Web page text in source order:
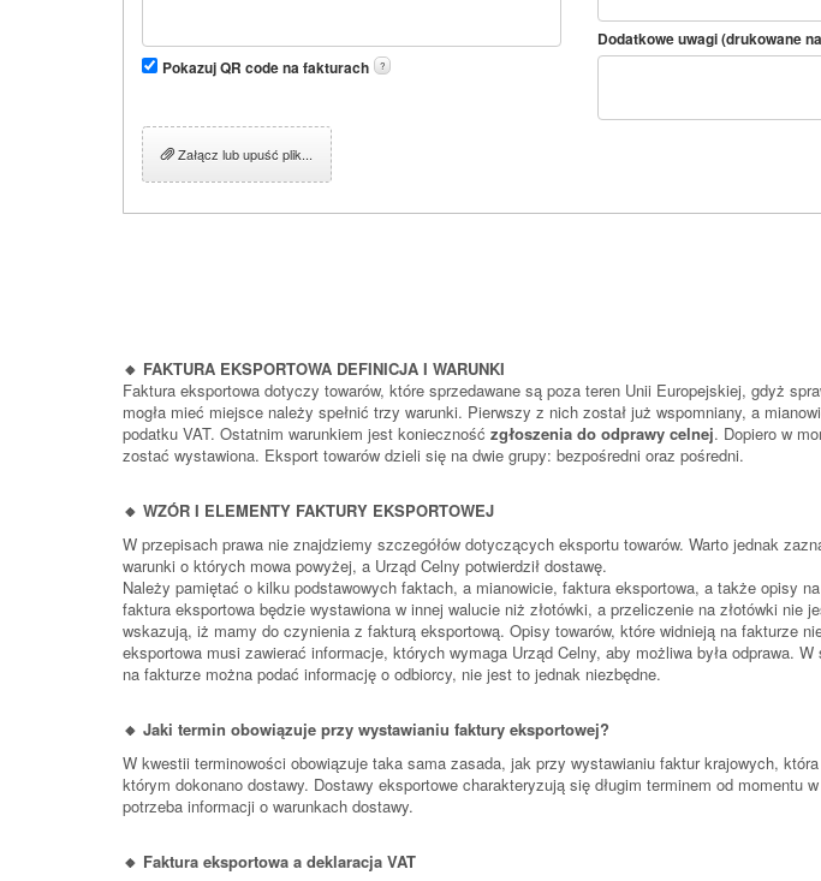
Pokazuj QR code na fakturach ?
Dodatkowe uwagi (drukowane
Załącz lub upuść plik...
🔸 FAKTURA EKSPORTOWA DEFINICJA I WARUNKI
Faktura eksportowa dotyczy towarów, które sprzedawane są poza teren Unii Europejskiej, gdyż
mogła mieć miejsce należy spełnić trzy warunki. Pierwszy z nich został już wspomniany, a
podatku VAT. Ostatnim warunkiem jest konieczność zgłoszenia do odprawy celnej. Dopiero w
zostać wystawiona. Eksport towarów dzieli się na dwie grupy: bezpośredni oraz pośredni.
🔸 WZÓR I ELEMENTY FAKTURY EKSPORTOWEJ
W przepisach prawa nie znajdziemy szczegółów dotyczących eksportu towarów. Warto jednak
warunki o których mowa powyżej, a Urząd Celny potwierdził dostawę.
Należy pamiętać o kilku podstawowych faktach, a mianowicie, faktura eksportowa, a także opisy
faktura eksportowa będzie wystawiona w innej walucie niż złotówki, a przeliczenie na złotówki
wskazują, iż mamy do czynienia z fakturą eksportową. Opisy towarów, które widnieją na fakturze
eksportowa musi zawierać informacje, których wymaga Urząd Celny, aby możliwa była odprawa.
na fakturze można podać informację o odbiorcy, nie jest to jednak niezbędne.
🔸 Jaki termin obowiązuje przy wystawianiu faktury eksportowej?
W kwestii terminowości obowiązuje taka sama zasada, jak przy wystawianiu faktur krajowych,
którym dokonano dostawy. Dostawy eksportowe charakteryzują się długim terminem od
potrzeba informacji o warunkach dostawy.
🔸 Faktura eksportowa a deklaracja VAT